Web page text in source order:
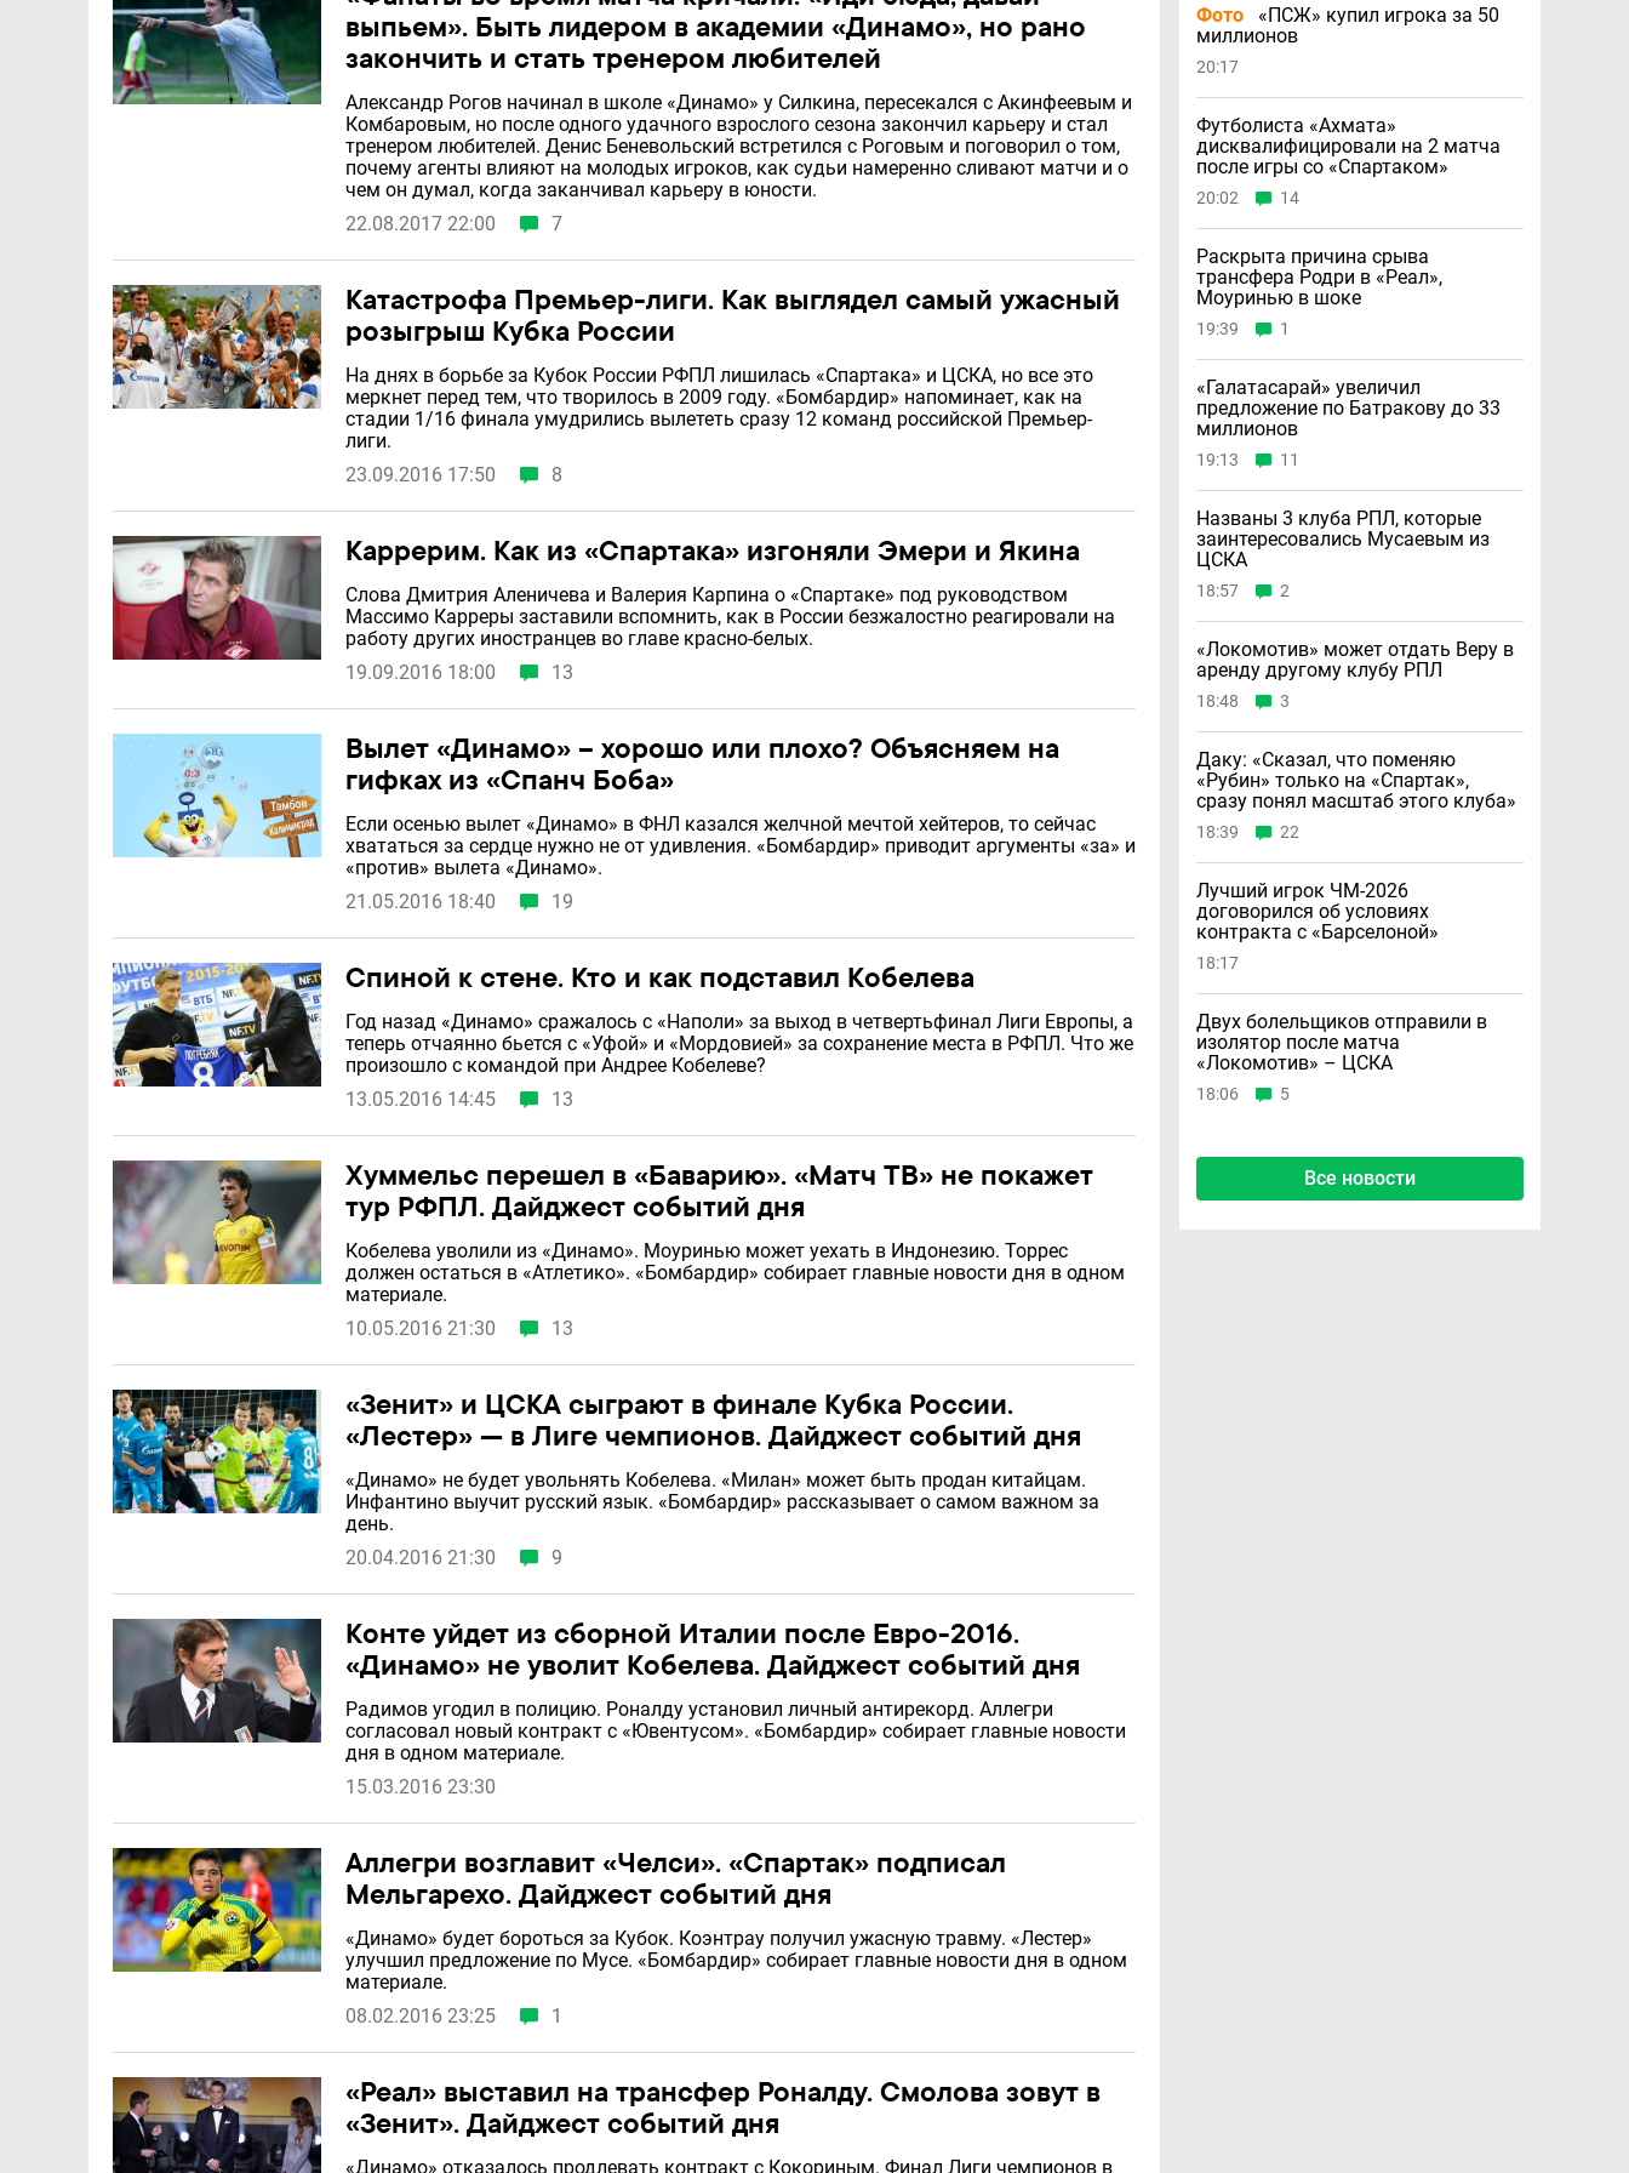
выпьем». Быть лидером в академии «Динамо», но рано
закончить и стать тренером любителей
Александр Рогов начинал в школе «Динамо» у Силкина, пересекался с Акинфеевым и
Комбаровым, но после одного удачного взрослого сезона закончил карьеру и стал
тренером любителей. Денис Беневольский встретился с Роговым и поговорил о том,
почему агенты влияют на молодых игроков, как судьи намеренно сливают матчи и о
чем он думал, когда заканчивал карьеру в юности.
22.08.2017 22:00
7
Катастрофа Премьер-лиги. Как выглядел самый ужасный
розыгрыш Кубка России
На днях в борьбе за Кубок России РФПЛ лишилась «Спартака» и ЦСКА, но все это
меркнет перед тем, что творилось в 2009 году. «Бомбардир» напоминает, как на
стадии 1/16 финала умудрились вылететь сразу 12 команд российской Премьер-
лиги.
23.09.2016 17:50
8
Каррерим. Как из «Спартака» изгоняли Эмери и Якина
Слова Дмитрия Аленичева и Валерия Карпина о «Спартаке» под руководством
Массимо Карреры заставили вспомнить, как в России безжалостно реагировали на
работу других иностранцев во главе красно-белых.
19.09.2016 18:00
13
Вылет «Динамо» – хорошо или плохо? Объясняем на
гифках из «Спанч Боба»
Если осенью вылет «Динамо» в ФНЛ казался желчной мечтой хейтеров, то сейчас
хвататься за сердце нужно не от удивления. «Бомбардир» приводит аргументы «за» и
«против» вылета «Динамо».
21.05.2016 18:40
19
Спиной к стене. Кто и как подставил Кобелева
Год назад «Динамо» сражалось с «Наполи» за выход в четвертьфинал Лиги Европы, а
теперь отчаянно бьется с «Уфой» и «Мордовией» за сохранение места в РФПЛ. Что же
произошло с командой при Андрее Кобелеве?
13.05.2016 14:45
13
Хуммельс перешел в «Баварию». «Матч ТВ» не покажет
тур РФПЛ. Дайджест событий дня
Кобелева уволили из «Динамо». Моуринью может уехать в Индонезию. Торрес
должен остаться в «Атлетико». «Бомбардир» собирает главные новости дня в одном
материале.
10.05.2016 21:30
13
«Зенит» и ЦСКА сыграют в финале Кубка России.
«Лестер» — в Лиге чемпионов. Дайджест событий дня
«Динамо» не будет увольнять Кобелева. «Милан» может быть продан китайцам.
Инфантино выучит русский язык. «Бомбардир» рассказывает о самом важном за
день.
20.04.2016 21:30
9
Конте уйдет из сборной Италии после Евро-2016.
«Динамо» не уволит Кобелева. Дайджест событий дня
Радимов угодил в полицию. Роналду установил личный антирекорд. Аллегри
согласовал новый контракт с «Ювентусом». «Бомбардир» собирает главные новости
дня в одном материале.
15.03.2016 23:30
Аллегри возглавит «Челси». «Спартак» подписал
Мельгарехо. Дайджест событий дня
«Динамо» будет бороться за Кубок. Коэнтрау получил ужасную травму. «Лестер»
улучшил предложение по Мусе. «Бомбардир» собирает главные новости дня в одном
материале.
08.02.2016 23:25
1
«Реал» выставил на трансфер Роналду. Смолова зовут в
«Зенит». Дайджест событий дня
«Динамо» отказалось продлевать контракт с Кокориным. Финал Лиги чемпионов в
Фото
«ПСЖ» купил игрока за 50
миллионов
20:17
Футболиста «Ахмата»
дисквалифицировали на 2 матча
после игры со «Спартаком»
20:02 14
Раскрыта причина срыва
трансфера Родри в «Реал»,
Моуринью в шоке
19:39 1
«Галатасарай» увеличил
предложение по Батракову до 33
миллионов
19:13 11
Названы 3 клуба РПЛ, которые
заинтересовались Мусаевым из
ЦСКА
18:57 2
«Локомотив» может отдать Веру в
аренду другому клубу РПЛ
18:48 3
Даку: «Сказал, что поменяю
«Рубин» только на «Спартак»,
сразу понял масштаб этого клуба»
18:39 22
Лучший игрок ЧМ-2026
договорился об условиях
контракта с «Барселоной»
18:17
Двух болельщиков отправили в
изолятор после матча
«Локомотив» – ЦСКА
18:06 5
Все новости